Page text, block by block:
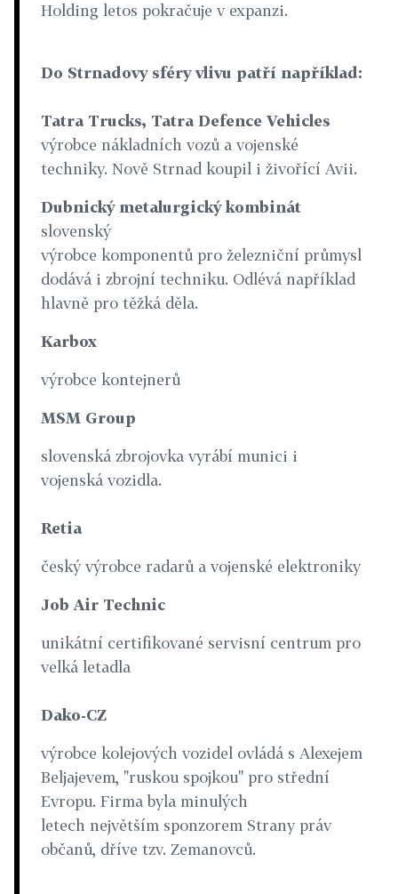
Holding letos pokračuje v expanzi.
Do Strnadovy sféry vlivu patří například:
Tatra Trucks, Tatra Defence Vehicles
výrobce nákladních vozů a vojenské
techniky. Nově Strnad koupil i živořící Avii.
Dubnický metalurgický kombinát
slovenský
výrobce komponentů pro železniční průmysl
dodává i zbrojní techniku. Odlévá například
hlavně pro těžká děla.
Karbox
výrobce kontejnerů
MSM Group
slovenská zbrojovka vyrábí munici i
vojenská vozidla.
Retia
český výrobce radarů a vojenské elektroniky
Job Air Technic
unikátní certifikované servisní centrum pro
velká letadla
Dako-CZ
výrobce kolejových vozidel ovládá s Alexejem
Beljajevem, "ruskou spojkou" pro střední
Evropu. Firma byla minulých
letech největším sponzorem Strany práv
občanů, dříve tzv. Zemanovců.